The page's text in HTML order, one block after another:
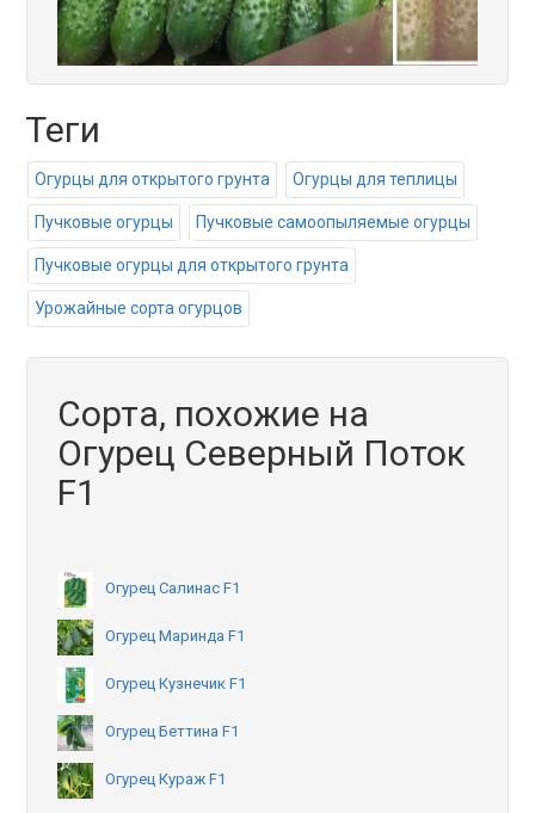
Теги
Огурцы для открытого грунта Огурцы для теплицы
Пучковые огурцы Пучковые самоопыляемые огурцы
Пучковые огурцы для открытого грунта
Урожайные сорта огурцов
Сорта, похожие на
Огурец Северный Поток
F1
Огурец Салинас F1
Огурец Маринда F1
Огурец Кузнечик F1
Огурец Беттина F1
Огурец Кураж F1